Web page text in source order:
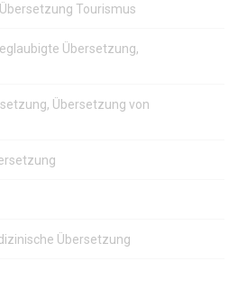
Tourismus
Übersetzung,
Übersetzung von
Übersetzung